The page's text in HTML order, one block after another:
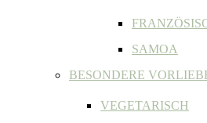
SAMOA
BESONDERE
VEGETARISCH